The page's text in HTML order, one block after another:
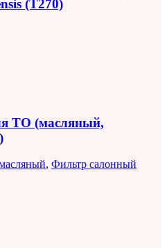
(T270)
ТО (масляный,
, Фильтр салонный